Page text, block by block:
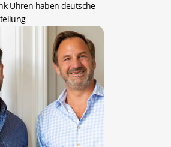
Uhren haben deutsche